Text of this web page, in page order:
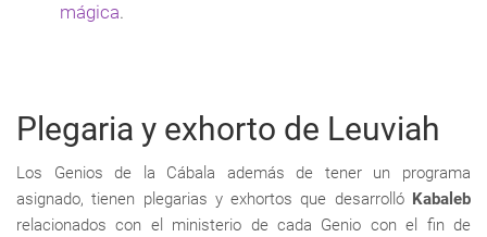
mágica.
Plegaria y exhorto de Leuviah
Los Genios de la Cábala además de tener un programa
asignado, tienen plegarias y exhortos que desarrolló Kabaleb
relacionados con el ministerio de cada Genio con el fin de